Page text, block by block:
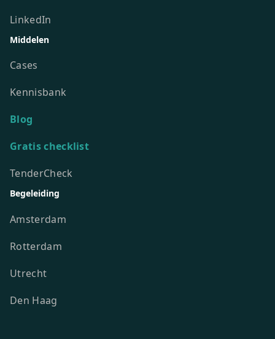
LinkedIn
Middelen
Cases
Kennisbank
Blog
Gratis checklist
TenderCheck
Begeleiding
Amsterdam
Rotterdam
Utrecht
Den Haag